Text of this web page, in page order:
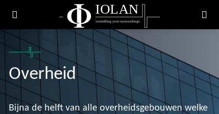
IOLAN
controlling your surroundings
Overheid
Bijna de helft van alle overheidsgebouwen welke